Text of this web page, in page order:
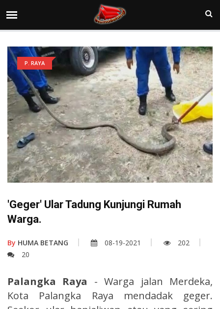
P. RAYA
'Geger' Ular Tadung Kunjungi Rumah
Warga.
By HUMA BETANG 08-19-2021
202
20
Palangka Raya - Warga jalan Merdeka,
Kota Palangka Raya mendadak geger.